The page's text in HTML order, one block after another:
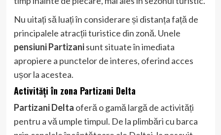
Nu uitați să luați în considerare și distanța față de
principalele atracții turistice din zonă. Unele
pensiuni Partizanisunt situate în imediata
apropiere a punctelor de interes, oferind acces
ușor la acestea.
Activități în zona Partizani Delta
Partizani Delta oferă o gamă largă de activități
pentru a vă umple timpul. De la plimbări cu barca